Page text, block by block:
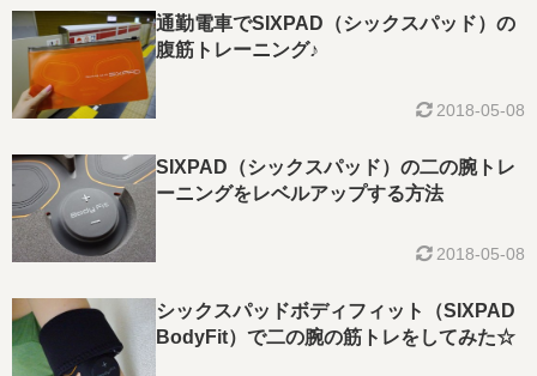
通勤電車でSIXPAD（シックスパッド）の
腹筋トレーニング♪
2018-05-08
SIXPAD（シックスパッド）の二の腕トレ
ーニングをレベルアップする方法
2018-05-08
シックスパッドボディフィット（SIXPAD
BodyFit）で二の腕の筋トレをしてみた☆